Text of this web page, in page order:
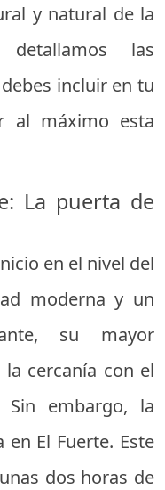
y natural de la
las
incluir en tu
al máximo esta
La puerta de
en el nivel del
moderna y un
su mayor
cercanía con el
Sin embargo, la
El Fuerte. Este
dos horas de